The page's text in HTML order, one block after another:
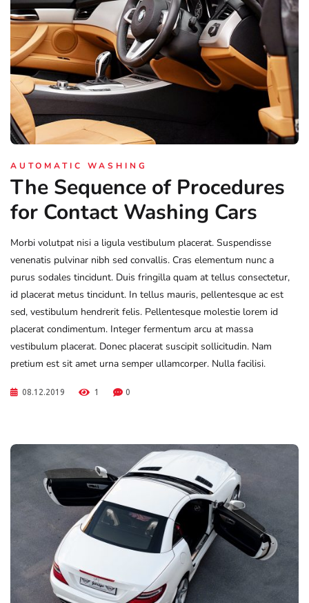
AUTOMATIC WASHING
The Sequence of Procedures
for Contact Washing Cars
Morbi volutpat nisi a ligula vestibulum placerat. Suspendisse
venenatis pulvinar nibh sed convallis. Cras elementum nunc a
purus sodales tincidunt. Duis fringilla quam at tellus consectetur,
id placerat metus tincidunt. In tellus mauris, pellentesque ac est
sed, vestibulum hendrerit felis. Pellentesque molestie lorem id
placerat condimentum. Integer fermentum arcu at massa
vestibulum placerat. Donec placerat suscipit sollicitudin. Nam
pretium est sit amet urna semper ullamcorper. Nulla facilisi.
08.12.2019 1 0